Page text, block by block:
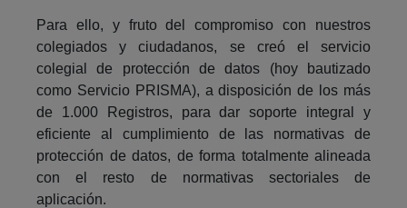
Para ello, y fruto del compromiso con nuestros
colegiados y ciudadanos, se creó el servicio
colegial de protección de datos (hoy bautizado
como Servicio PRISMA), a disposición de los más
de 1.000 Registros, para dar soporte integral y
eficiente al cumplimiento de las normativas de
protección de datos, de forma totalmente alineada
con el resto de normativas sectoriales de
aplicación.